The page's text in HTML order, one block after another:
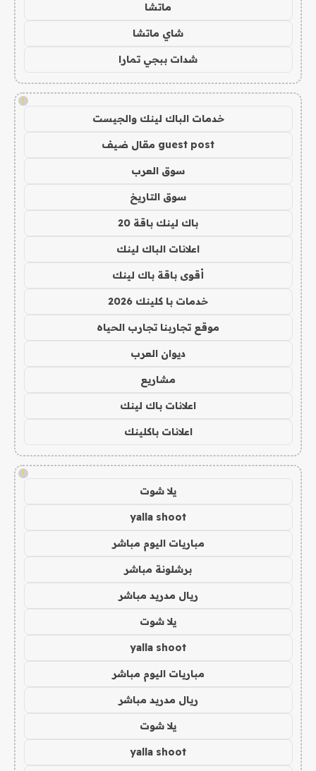
ماتشا
شاي ماتشا
شدات ببجي تمارا
!
خدمات الباك لينك والجيست
guest post مقال ضيف
سوق العرب
سوق التاريخ
باك لينك باقة 20
اعلانات الباك لينك
أقوى باقة باك لينك
خدمات با كلينك 2026
موقع تجاربنا تجارب الحياه
ديوان العرب
مشاريع
اعلانات باك لينك
اعلانات باكلينك
!
يلا شوت
yalla shoot
مباريات اليوم مباشر
برشلونة مباشر
ريال مدريد مباشر
يلا شوت
yalla shoot
مباريات اليوم مباشر
ريال مدريد مباشر
يلا شوت
yalla shoot